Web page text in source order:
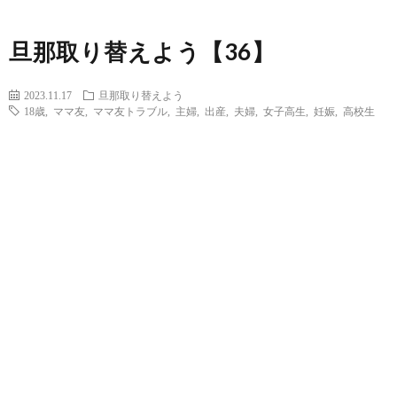
旦那取り替えよう【36】
2023.11.17
旦那取り替えよう
18歳
ママ友 ママ友トラブル 主婦 出産 夫婦 女子高生 妊娠 高校生